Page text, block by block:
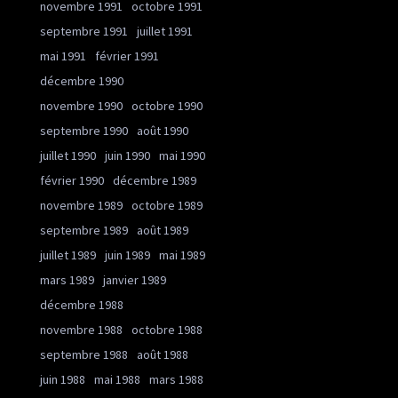
novembre 1991
octobre 1991
septembre 1991
juillet 1991
mai 1991
février 1991
décembre 1990
novembre 1990 octobre 1990
septembre 1990 août 1990
juillet 1990 juin 1990 mai 1990
février 1990 décembre 1989
novembre 1989 octobre 1989
septembre 1989 août 1989
juillet 1989 juin 1989 mai 1989
mars 1989 janvier 1989
décembre 1988
novembre 1988
octobre 1988
septembre 1988
août 1988
juin 1988
mai 1988
mars 1988